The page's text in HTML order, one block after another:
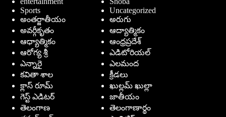
Sports
Uncategorized
అంతర్జాతీయం
అరుగు
అవర్గీకృతం
ఆద్యాత్మికం
ఆధ్యాత్మికం
ఆంధ్రప్రదేశ్
ఆరోగ్య శ్రీ
ఎడిటోరియల్
ఎన్నారై
ఎలమంద
కవితా శాల
క్రీడలు
క్లాస్ రూమ్
ఖుల్లమ్ ఖుల్లా
గెస్ట్ ఎడిటర్
జాతీయం
తెలంగాణ
తెలంగాణార్థం